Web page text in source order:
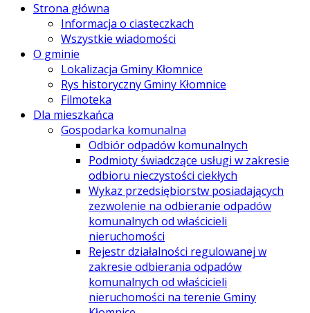
Strona główna
Informacja o ciasteczkach
Wszystkie wiadomości
O gminie
Lokalizacja Gminy Kłomnice
Rys historyczny Gminy Kłomnice
Filmoteka
Dla mieszkańca
Gospodarka komunalna
Odbiór odpadów komunalnych
Podmioty świadczące usługi w zakresie
odbioru nieczystości ciekłych
Wykaz przedsiębiorstw posiadających
zezwolenie na odbieranie odpadów
komunalnych od właścicieli
nieruchomości
Rejestr działalności regulowanej w
zakresie odbierania odpadów
komunalnych od właścicieli
nieruchomości na terenie Gminy